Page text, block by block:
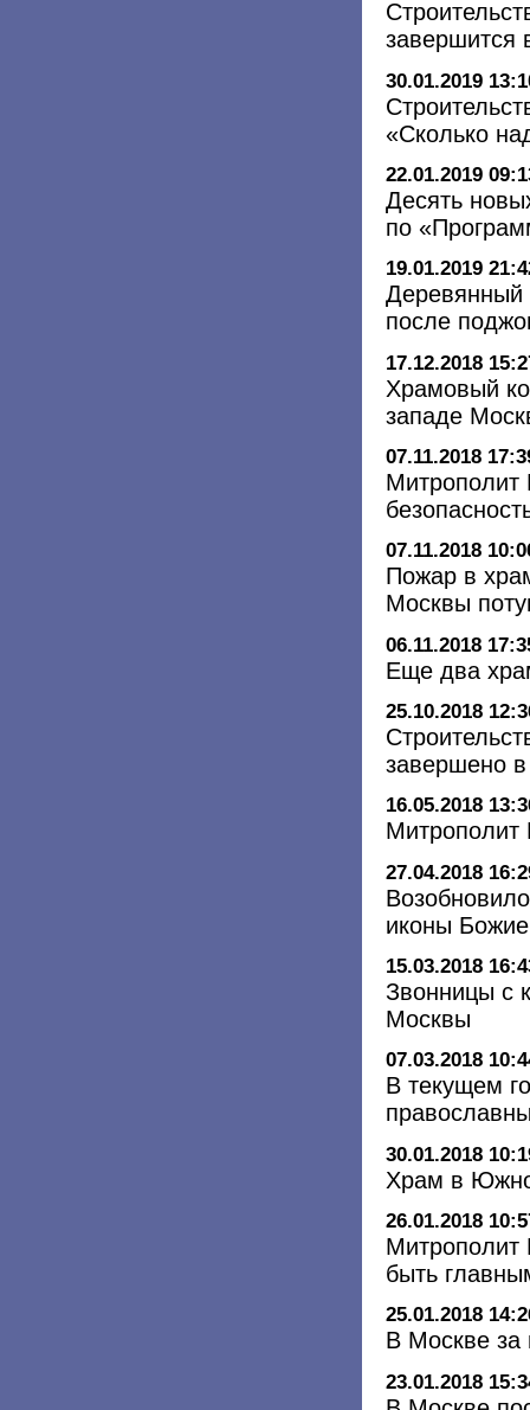
завершится
30.01.2019
«Сколько
22.01.2019
Десять
по
19.01.2019
Деревянный
после
17.12.2018
Храмовый
западе
07.11.2018
Митрополит
07.11.2018
Пожар в
Москвы
06.11.2018
Еще два
25.10.2018
завершено
16.05.2018
Митрополит
27.04.2018
иконы
15.03.2018
Звонницы с
Москвы
07.03.2018
В текущем
30.01.2018
Храм в
26.01.2018
Митрополит
быть
25.01.2018
В Москве за
23.01.2018